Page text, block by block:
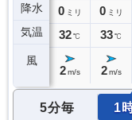
降水
気温
風
0ミリ
32℃
0 ミリ
32℃
2 m/s
0 ミリ
33℃
2 m/s
5分毎 1